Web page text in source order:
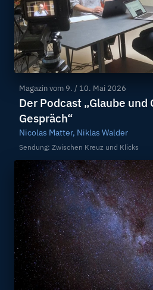
Magazin vom 9. / 10. Mai 2026
Der Podcast „Glaube
Gespräch“
Nicolas Matter, Niklas Walder
Sendung: Zwischen Kreuz und Klicks